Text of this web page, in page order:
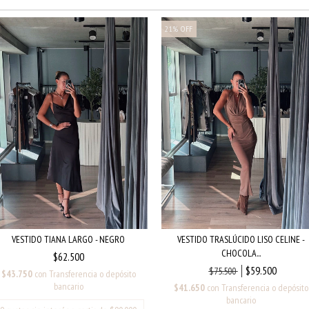
VESTIDO TIANA LARGO - NEGRO
$62.500
$43.750 con Transferencia o depósito
bancario
21% OFF
VESTIDO TRASLÚCIDO LISO CELINE -
CHOCOLA...
$75.500
$59.500
$41.650 con Transferencia o depósito
bancario